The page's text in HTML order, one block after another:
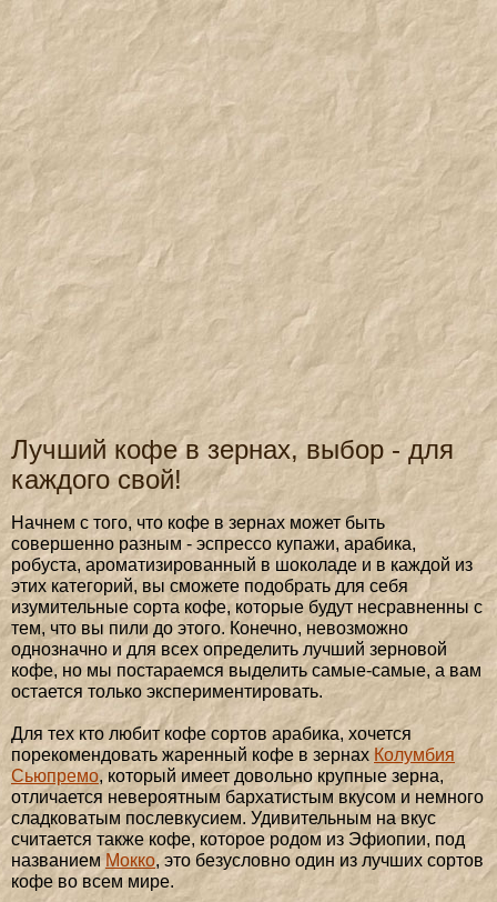
Лучший кофе в зернах, выбор - для
каждого свой!
Начнем с того, что кофе в зернах может быть
совершенно разным - эспрессо купажи, арабика,
робуста, ароматизированный в шоколаде и в каждой из
этих категорий, вы сможете подобрать для себя
изумительные сорта кофе, которые будут несравненны с
тем, что вы пили до этого. Конечно, невозможно
однозначно и для всех определить лучший зерновой
кофе, но мы постараемся выделить самые-самые, а вам
остается только экспериментировать.
Для тех кто любит кофе сортов арабика, хочется
порекомендовать жаренный кофе в зернах Колумбия
Сьюпремо, который имеет довольно крупные зерна,
отличается невероятным бархатистым вкусом и немного
сладковатым послевкусием. Удивительным на вкус
считается также кофе, которое родом из Эфиопии, под
названием Мокко, это безусловно один из лучших сортов
кофе во всем мире.